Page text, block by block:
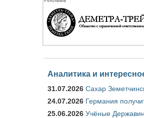
Аналитика и
31.07.2026 Сахар
24.07.2026 Германия
25.06.2026 Учёные